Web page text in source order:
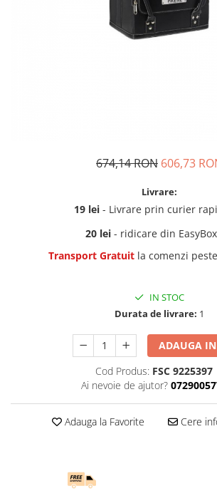
674,14 RON 606,73
Livrare:
19 lei - Livrare prin curier
20 lei- ridicare din EasyBox
Transport Gratuitla comenzi
IN STOC
Durata de livrare: 1
ADAUGA IN
Cod Produs: FSC 9225397
Ai nevoie de ajutor?
Adauga la Favorite Cere